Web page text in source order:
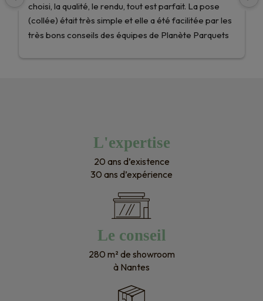
choisi, la qualité, le rendu, tout est parfait. La pose
(collée) était très simple et elle a été facilitée par les
très bons conseils des équipes de Planète Parquets
L'expertise
20 ans d’existence
30 ans d’expérience
Le conseil
280 m² de showroom
à Nantes